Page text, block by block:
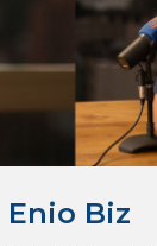
Enio Biz